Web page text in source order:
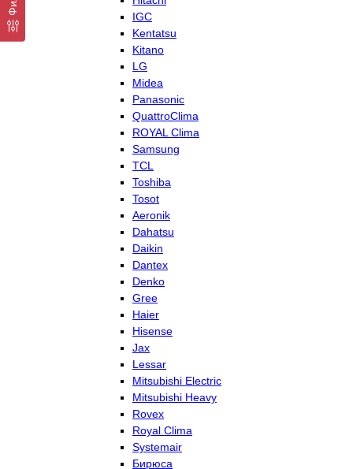
IGC
Kentatsu
Kitano
LG
Midea
Panasonic
QuattroClima
ROYAL Clima
Samsung
TCL
Toshiba
Tosot
Aeronik
Dahatsu
Daikin
Dantex
Denko
Gree
Haier
Hisense
Jax
Lessar
Mitsubishi Electric
Mitsubishi Heavy
Rovex
Royal Clima
Systemair
Бирюса